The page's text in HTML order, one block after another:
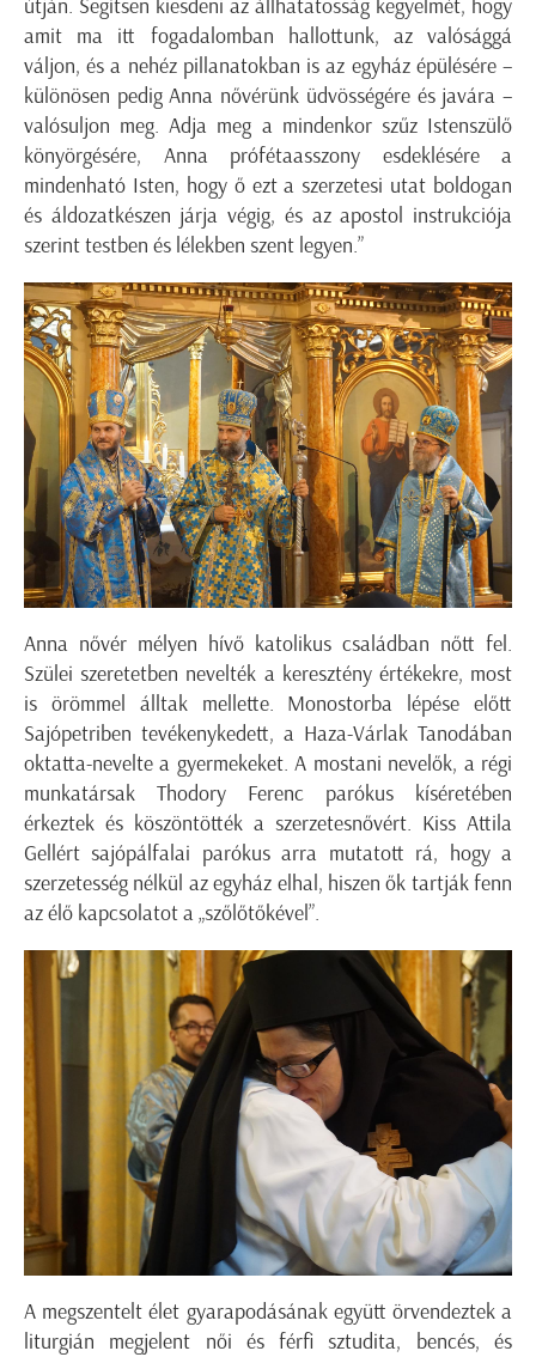
útján. Segítsen kiesdeni az állhatatosság kegyelmét, hogy
amit ma itt fogadalomban hallottunk, az valósággá
váljon, és a nehéz pillanatokban is az egyház épülésére –
különösen pedig Anna nővérünk üdvösségére és javára –
valósuljon meg. Adja meg a mindenkor szűz Istenszülő
könyörgésére, Anna prófétaasszony esdeklésére a
mindenható Isten, hogy ő ezt a szerzetesi utat boldogan
és áldozatkészen járja végig, és az apostol instrukciója
szerint testben és lélekben szent legyen.”
Anna nővér mélyen hívő katolikus családban nőtt fel.
Szülei szeretetben nevelték a keresztény értékekre, most
is örömmel álltak mellette. Monostorba lépése előtt
Sajópetriben tevékenykedett, a Haza-Várlak Tanodában
oktatta-nevelte a gyermekeket. A mostani nevelők, a régi
munkatársak Thodory Ferenc parókus kíséretében
érkeztek és köszöntötték a szerzetesnővért. Kiss Attila
Gellért sajópálfalai parókus arra mutatott rá, hogy a
szerzetesség nélkül az egyház elhal, hiszen ők tartják fenn
az élő kapcsolatot a „szőlőtőkével”.
A megszentelt élet gyarapodásának együtt örvendeztek a
liturgián megjelent női és férfi sztudita, bencés, és